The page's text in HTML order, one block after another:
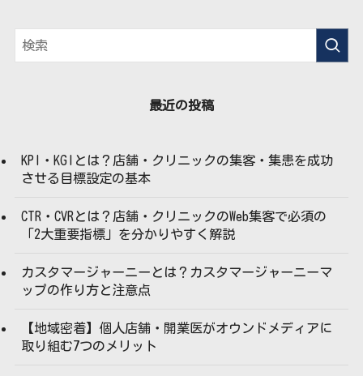
最近の投稿
KPI・KGIとは？店舗・クリニックの集客・集患を成功
させる目標設定の基本
CTR・CVRとは？店舗・クリニックのWeb集客で必須の
「2大重要指標」を分かりやすく解説
カスタマージャーニーとは？カスタマージャーニーマ
ップの作り方と注意点
【地域密着】個人店舗・開業医がオウンドメディアに
取り組む7つのメリット